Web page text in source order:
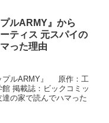
プルARMY』から
ーティス 元スパイの
った理由
プルARMY』 原作：工
掲載誌：ビックコミッ
の家で読んでハマった